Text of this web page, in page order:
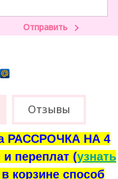
Отзывы
РАССРОЧКА НА 4
переплат (узнать
корзине способ